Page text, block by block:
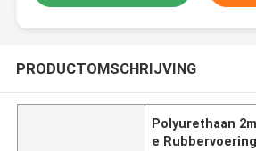
PRODUCTOMSCHRIJVING
Polyurethaan
e Rubbervoering